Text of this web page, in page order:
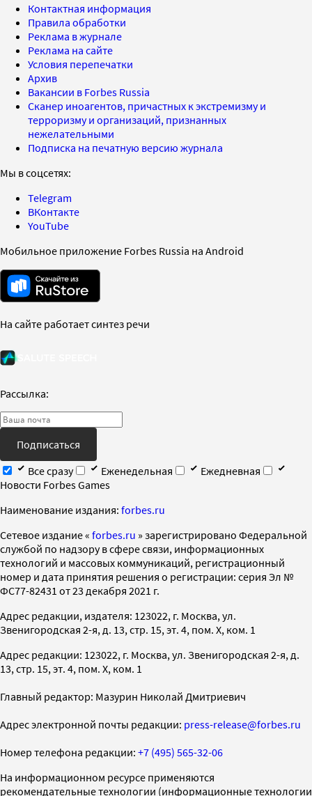
Контактная информация
Правила обработки
Реклама в журнале
Реклама на сайте
Условия перепечатки
Архив
Вакансии в Forbes Russia
Сканер иноагентов, причастных к экстремизму и
терроризму и организаций, признанных
нежелательными
Подписка на печатную версию журнала
Мы в соцсетях:
Telegram
ВКонтакте
YouTube
Мобильное приложение Forbes Russia на Android
На сайте работает синтез речи
Рассылка:
Подписаться
Все сразу
Еженедельная
Ежедневная
Новости Forbes Games
Наименование издания: forbes.ru
Cетевое издание « forbes.ru » зарегистрировано Федеральной
службой по надзору в сфере связи, информационных
технологий и массовых коммуникаций, регистрационный
номер и дата принятия решения о регистрации: серия Эл №
ФС77-82431 от 23 декабря 2021 г.
Адрес редакции, издателя: 123022, г. Москва, ул.
Звенигородская 2-я, д. 13, стр. 15, эт. 4, пом. X, ком. 1
Адрес редакции: 123022, г. Москва, ул. Звенигородская 2-я, д.
13, стр. 15, эт. 4, пом. X, ком. 1
Главный редактор: Мазурин Николай Дмитриевич
Адрес электронной почты редакции: press-release@forbes.ru
Номер телефона редакции: +7 (495) 565-32-06
На информационном ресурсе применяются
рекомендательные технологии (информационные технологии